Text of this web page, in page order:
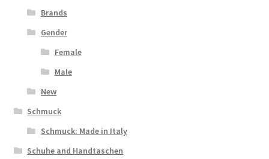
Brands
Gender
Female
Male
New
Schmuck
Schmuck: Made in Italy
Schuhe and Handtaschen